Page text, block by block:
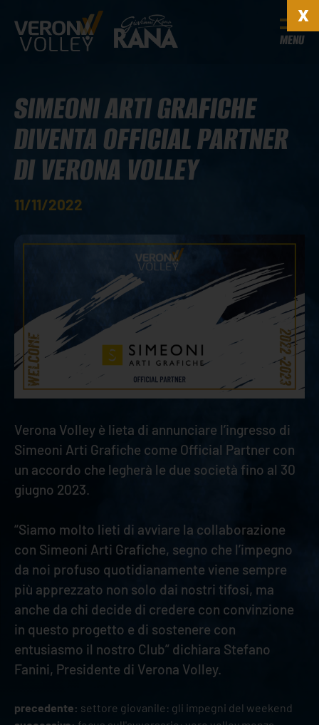
MENU
SIMEONI ARTI GRAFICHE
DIVENTA OFFICIAL PARTNER
DI VERONA VOLLEY
11/11/2022
Verona Volley è lieta di annunciare l’ingresso di
Simeoni Arti Grafiche come Official Partner con
un accordo che legherà le due società fino al 30
giugno 2023.
“Siamo molto lieti di avviare la collaborazione
con Simeoni Arti Grafiche, segno che l’impegno
da noi profuso quotidianamente viene sempre
più apprezzato non solo dai nostri tifosi, ma
anche da chi decide di credere con convinzione
in questo progetto e di sostenere con
entusiasmo il nostro Club” dichiara Stefano
Fanini, Presidente di Verona Volley.
precedente: settore giovanile: gli impegni del weekend